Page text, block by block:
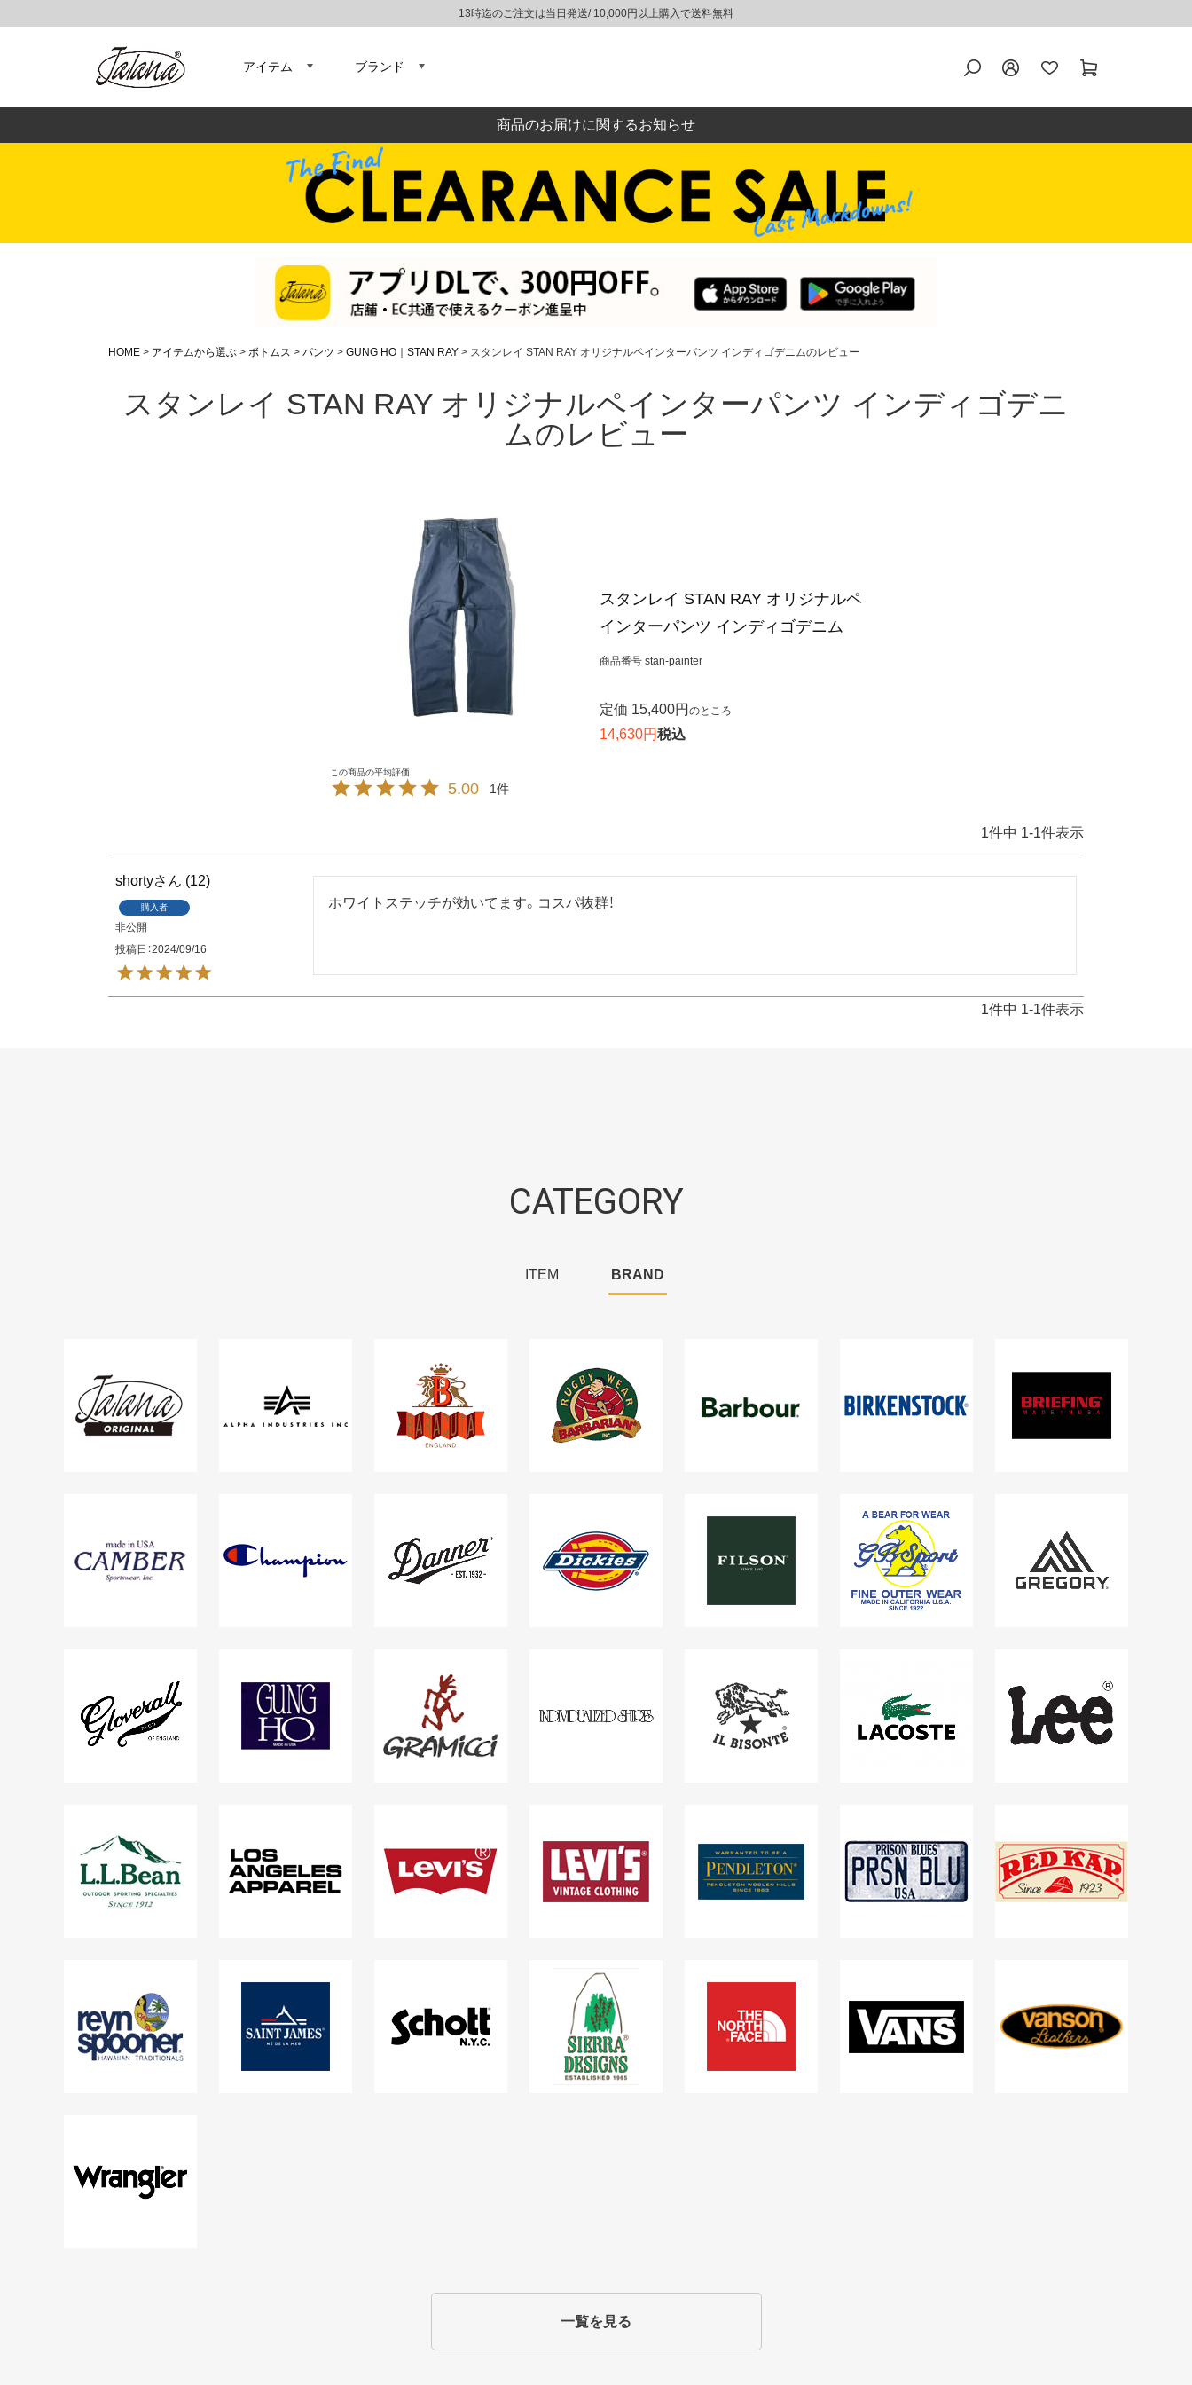
13時迄のご注文は当日発送/ 10,000円以上購入で送料無料
アイテム ブランド
商品のお届けに関するお知らせ
HOME アイテムから選ぶ ボトムス パンツ GUNG HO｜STAN RAY スタンレイ STAN RAY オリジナルペインターパンツ インディゴデニムのレビュー
スタンレイ STAN RAY オリジナルペインターパンツ インディゴデニ
ムのレビュー
スタンレイ STAN RAY オリジナルペ
インターパンツ インディゴデニム
商品番号 stan-painter
定価 15,400 のところ
14,630 税込
5.00 1
1件中 1-1件表示
shorty 12
購入者
非公開
投稿日 2024/09/16
ホワイトステッチが効いてます。コスパ抜群！
1件中 1-1件表示
CATEGORY
ITEM BRAND
一覧を見る